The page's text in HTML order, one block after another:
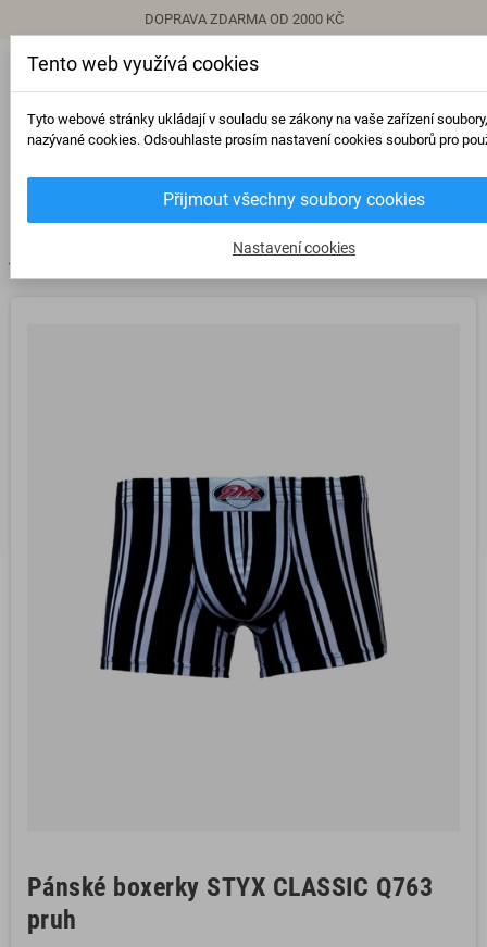
DOPRAVA ZDARMA OD 2000 KČ
search
Pánské boxerky STYX CLASSIC Q763
pruh
Tento web využívá cookies
Tyto webové stránky ukládají v souladu se zákony na vaše zařízení
nazývané cookies. Odsouhlaste prosím nastavení cookies souborů pro
Přijmout všechny soubory cookies
Nastavení cookies